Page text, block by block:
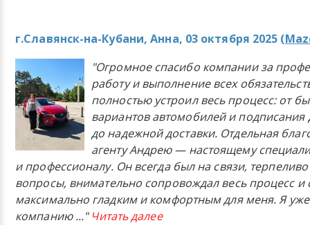
г.Славянск-на-Кубани, Анна, 03 октября 2025 (
"Огромное спасибо компании за
работу и выполнение всех
полностью устроил весь процесс: от
вариантов автомобилей и подписания
до надежной доставки. Отдельная
агенту Андрею — настоящему
и профессионалу. Он всегда был на связи,
вопросы, внимательно сопровождал весь процесс и
максимально гладким и комфортным для меня. Я
компанию..." Читать далее